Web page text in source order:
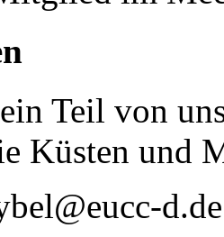
Teil von
Küsten und
d.de